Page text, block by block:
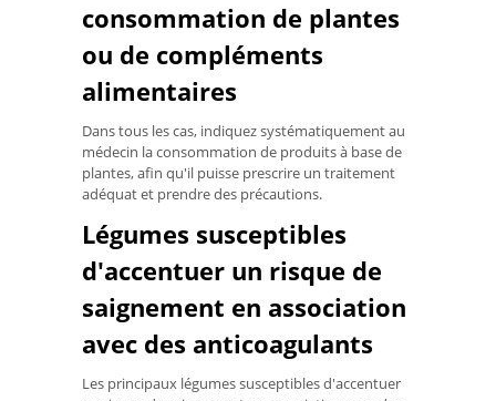
consommation de plantes
ou de compléments
alimentaires
Dans tous les cas, indiquez systématiquement au
médecin la consommation de produits à base de
plantes, afin qu'il puisse prescrire un traitement
adéquat et prendre des précautions.
Légumes susceptibles
d'accentuer un risque de
saignement en association
avec des anticoagulants
Les principaux légumes susceptibles d'accentuer